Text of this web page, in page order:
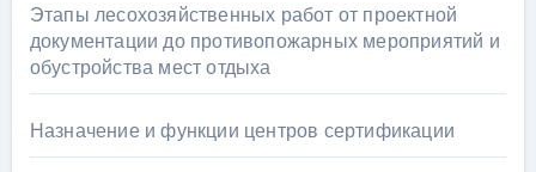
Этапы лесохозяйственных работ от проектной
документации до противопожарных мероприятий и
обустройства мест отдыха
Назначение и функции центров сертификации